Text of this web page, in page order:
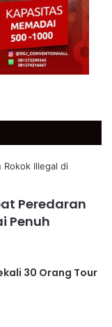
Peredaran
Penuh
30 Orang Tour